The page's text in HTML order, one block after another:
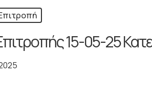
15-05-25